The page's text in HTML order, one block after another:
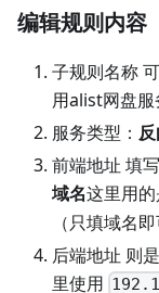
编辑规则内容
子规则名称
用alist网盘
服务类型：
前端地址 填
域名这里用的
（只填域名
后端地址 则
里使用